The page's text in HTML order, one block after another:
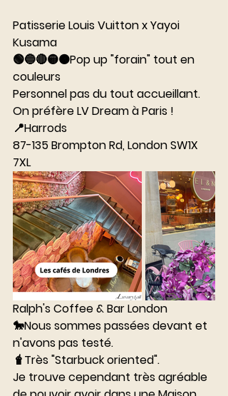
Patisserie Louis Vuitton x Yayoi
Kusama
🟢🔵🔴🟡🟠Pop up "forain" tout en
couleurs
Personnel pas du tout accueillant.
On préfère LV Dream à Paris !
📍Harrods
87-135 Brompton Rd, London SW1X
7XL
Ralph's Coffee & Bar London
🐎Nous sommes passées devant et
n'avons pas testé.
🧋Très "Starbuck oriented".
Je trouve cependant très agréable